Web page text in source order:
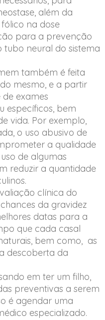
além da
na dose
para a prevenção
tubo neural do sistema
também é feita
mesmo, e a partir
exames
específicos, bem
vida. Por exemplo,
o uso abusivo de
a qualidade
de algumas
reduzir a quantidade
clínica do
da gravidez
datas para a
que cada casal
bem como, as
descoberta da
em ter um filho,
preventivas a serem
é agendar uma
especializado.